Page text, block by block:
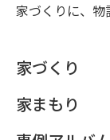
家づくりに、物
家づくり
家まもり